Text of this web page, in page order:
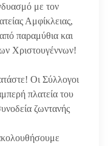
με τον
Αμφίκλειας,
παραμύθια και
Χριστουγέννων!
Οι Σύλλογοι
πλατεία του
ζωντανής